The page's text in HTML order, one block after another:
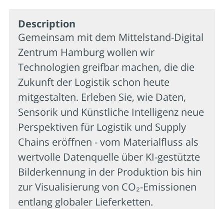
Description
Gemeinsam mit dem Mittelstand-Digital
Zentrum Hamburg wollen wir
Technologien greifbar machen, die die
Zukunft der Logistik schon heute
mitgestalten. Erleben Sie, wie Daten,
Sensorik und Künstliche Intelligenz neue
Perspektiven für Logistik und Supply
Chains eröffnen - vom Materialfluss als
wertvolle Datenquelle über KI-gestützte
Bilderkennung in der Produktion bis hin
zur Visualisierung von CO₂-Emissionen
entlang globaler Lieferketten.